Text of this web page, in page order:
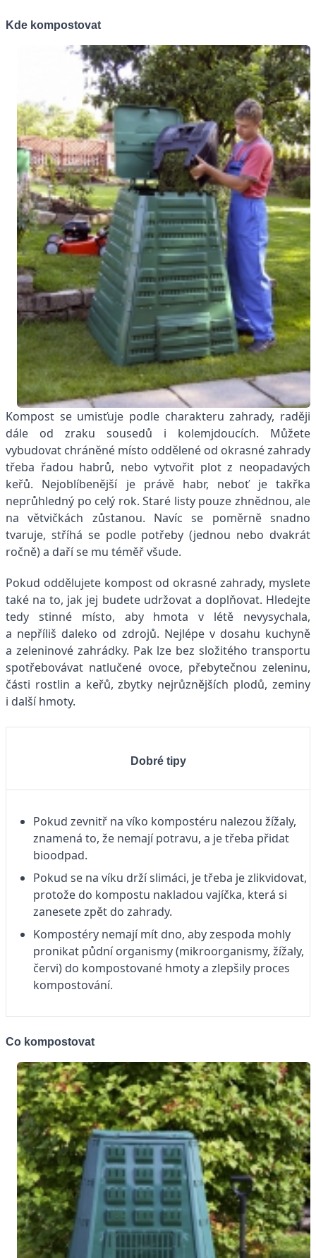
Kde kompostovat
Kompost se umisťuje podle charakteru zahrady, raději
dále od zraku sousedů i kolemjdoucích. Můžete
vybudovat chráněné místo oddělené od okrasné zahrady
třeba řadou habrů, nebo vytvořit plot z neopadavých
keřů. Nejoblíbenější je právě habr, neboť je takřka
neprůhledný po celý rok. Staré listy pouze zhnědnou, ale
na větvičkách zůstanou. Navíc se poměrně snadno
tvaruje, stříhá se podle potřeby (jednou nebo dvakrát
ročně) a daří se mu téměř všude.
Pokud oddělujete kompost od okrasné zahrady, myslete
také na to, jak jej budete udržovat a doplňovat. Hledejte
tedy stinné místo, aby hmota v létě nevysychala,
a nepříliš daleko od zdrojů. Nejlépe v dosahu kuchyně
a zeleninové zahrádky. Pak lze bez složitého transportu
spotřebovávat natlučené ovoce, přebytečnou zeleninu,
části rostlin a keřů, zbytky nejrůznějších plodů, zeminy
i další hmoty.
Dobré tipy
Pokud zevnitř na víko kompostéru nalezou žížaly,
znamená to, že nemají potravu, a je třeba přidat
bioodpad.
Pokud se na víku drží slimáci, je třeba je zlikvidovat,
protože do kompostu nakladou vajíčka, která si
zanesete zpět do zahrady.
Kompostéry nemají mít dno, aby zespoda mohly
pronikat půdní organismy (mikroorganismy, žížaly,
červi) do kompostované hmoty a zlepšily proces
kompostování.
Co kompostovat